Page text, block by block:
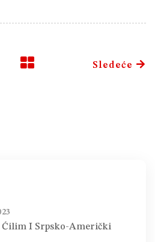
Sledeće
I Srpsko-Američki